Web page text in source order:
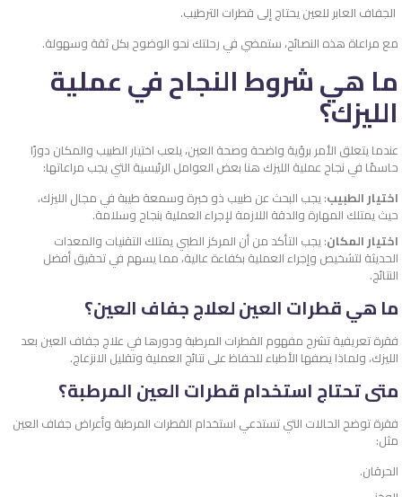
الجفاف العابر للعين يحتاج إلى قطرات الترطيب.
مع مراعاة هذه النصائح، ستمضي في رحلتك نحو الوضوح بكل ثقة وسهولة.
ما هي شروط النجاح في عملية
الليزك؟
عندما يتعلق الأمر برؤية واضحة وصحة العين، يلعب اختيار الطبيب والمكان دورًا
حاسمًا في نجاح عملية الليزك هنا بعض العوامل الرئيسية التي يجب مراعاتها:
اختيار الطبيب: يجب البحث عن طبيب ذو خبرة وسمعة طيبة في مجال الليزك،
حيث يمتلك المهارة والدقة اللازمة لإجراء العملية بنجاح وسلامة.
اختيار المكان: يجب التأكد من أن المركز الطبي يمتلك التقنيات والمعدات
الحديثة لتشخيص وإجراء العملية بكفاءة عالية، مما يسهم في تحقيق أفضل
النتائج.
ما هي قطرات العين لعلاج جفاف العين؟
فقرة تعريفية تشرح مفهوم القطرات المرطبة ودورها في علاج جفاف العين بعد
الليزك، ولماذا يصفها الأطباء للحفاظ على نتائج العملية وتقليل الانزعاج.
متى تحتاج استخدام قطرات العين المرطبة؟
فقرة توضح الحالات التي تستدعي استخدام القطرات المرطبة وأعراض جفاف العين
مثل:
الحرقان.